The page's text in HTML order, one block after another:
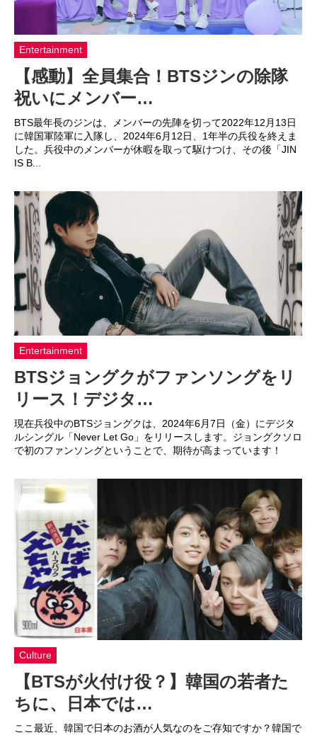
Entertainment
【感動】全員集合！BTSジンの除隊
祝いにメンバー…
BTS最年長のジンは、メンバーの先陣を切って2022年12月13日
に韓国軍陸軍に入隊し、2024年6月12日、1年半の兵役を終えま
した。兵役中のメンバーが休暇を取って駆けつけ、その後「JIN
IS B...
Entertainment
BTSジョングクがファンソングをリ
リース！デジタ…
現在兵役中のBTSジョングクは、2024年6月7日（金）にデジタ
ルシングル「Never Let Go」をリリースします。ジョングクソロ
で初のファンソングということで、期待が高まっています！
Culture
【BTSが火付け役？】韓国の若者た
ちに、日本では…
ここ最近、韓国で日本のお酒が人気なのをご存知ですか？韓国で